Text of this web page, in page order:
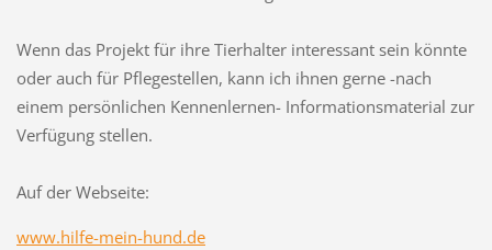
Wenn das Projekt für ihre Tierhalter interessant sein könnte
oder auch für Pflegestellen, kann ich ihnen gerne -nach
einem persönlichen Kennenlernen- Informationsmaterial zur
Verfügung stellen.
Auf der Webseite:
www.hilfe-mein-hund.de